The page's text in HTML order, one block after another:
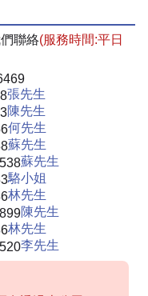
聯絡(服務時間:平日
張先生
陳先生
何先生
蘇先生
蘇先生
駱小姐
林先生
陳先生
林先生
李先生